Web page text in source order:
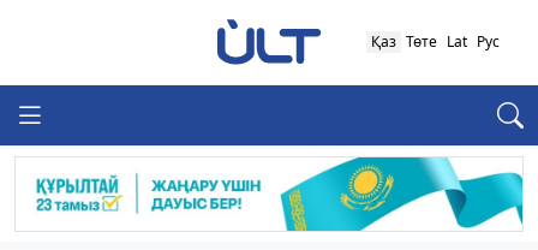
Қаз Төте Lat Рус